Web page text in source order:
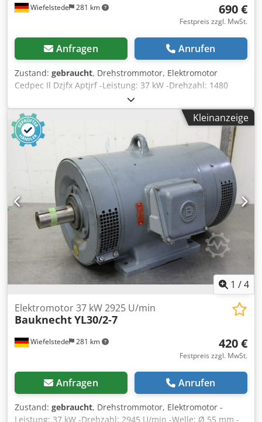
Wiefelstede 281 km 690 €
Festpreis zzgl. MwSt.
Anfragen Anrufen
Zustand: gebraucht, Drehstrommotor, Elektromotor
Cedpec Il Dzjfx Aptjrf -Leistung: 37 kW -Drehzahl: 1480
U/min -Welle: Ø 42 mm -Bauform: B14 -Schutzart: IP 65 -
Abmessungen: 820/550/H450 mm -Gewicht: 330 kg
Kleinanzeige
1 /4
Wiefelstede 281 km
Elektromotor 37 kW 2925 U/min
BauknechtYL30/2-7
420 €
Festpreis zzgl. MwSt.
Anfragen Anrufen
Zustand: gebraucht, Drehstrommotor, Elektromotor -
Leistung: 37 kW -Drehzahl: 2945 U/min -Welle: Ø 55 mm -